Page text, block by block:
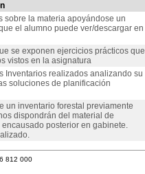
sobre la materia apoyándose un
el alumno puede ver/descargar en
se exponen ejercicios prácticos que
vistos en la asignatura
Inventarios realizados analizando su
soluciones de planificación
un inventario forestal previamente
dispondrán del material de
posterior en gabinete.
812 000